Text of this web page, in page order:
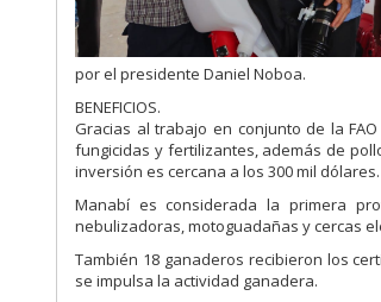
por el presidente Daniel Noboa.
BENEFICIOS.
Gracias al trabajo en conjunto de la
fungicidas y fertilizantes, además de
inversión es cercana a los 300 mil dólares.
Manabí es considerada la primera
nebulizadoras, motoguadañas y cercas
También 18 ganaderos recibieron los
se impulsa la actividad ganadera.